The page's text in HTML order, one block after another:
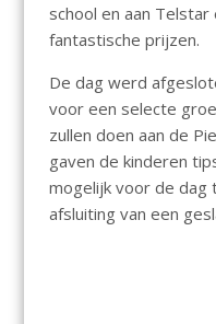
school en aan Telstar
fantastische prijzen.
De dag werd
voor een selecte
zullen doen aan de
gaven de kinderen
mogelijk voor de dag
afsluiting van een